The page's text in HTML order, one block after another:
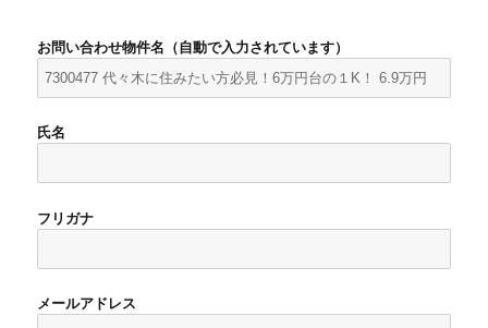
お問い合わせ物件名（自動で入力されています）
氏名
フリガナ
メールアドレス